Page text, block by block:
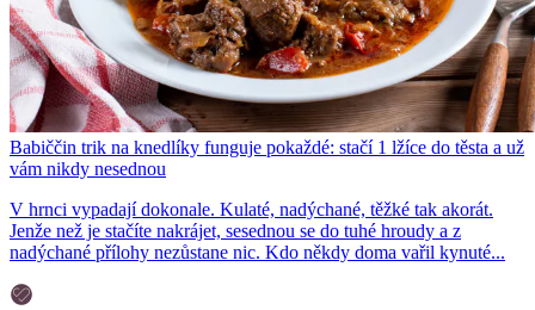
Babiččin trik na knedlíky funguje pokaždé: stačí 1 lžíce do těsta a už
vám nikdy nesednou
V hrnci vypadají dokonale. Kulaté, nadýchané, těžké tak akorát.
Jenže než je stačíte nakrájet, sesednou se do tuhé hroudy a z
nadýchané přílohy nezůstane nic. Kdo někdy doma vařil kynuté...